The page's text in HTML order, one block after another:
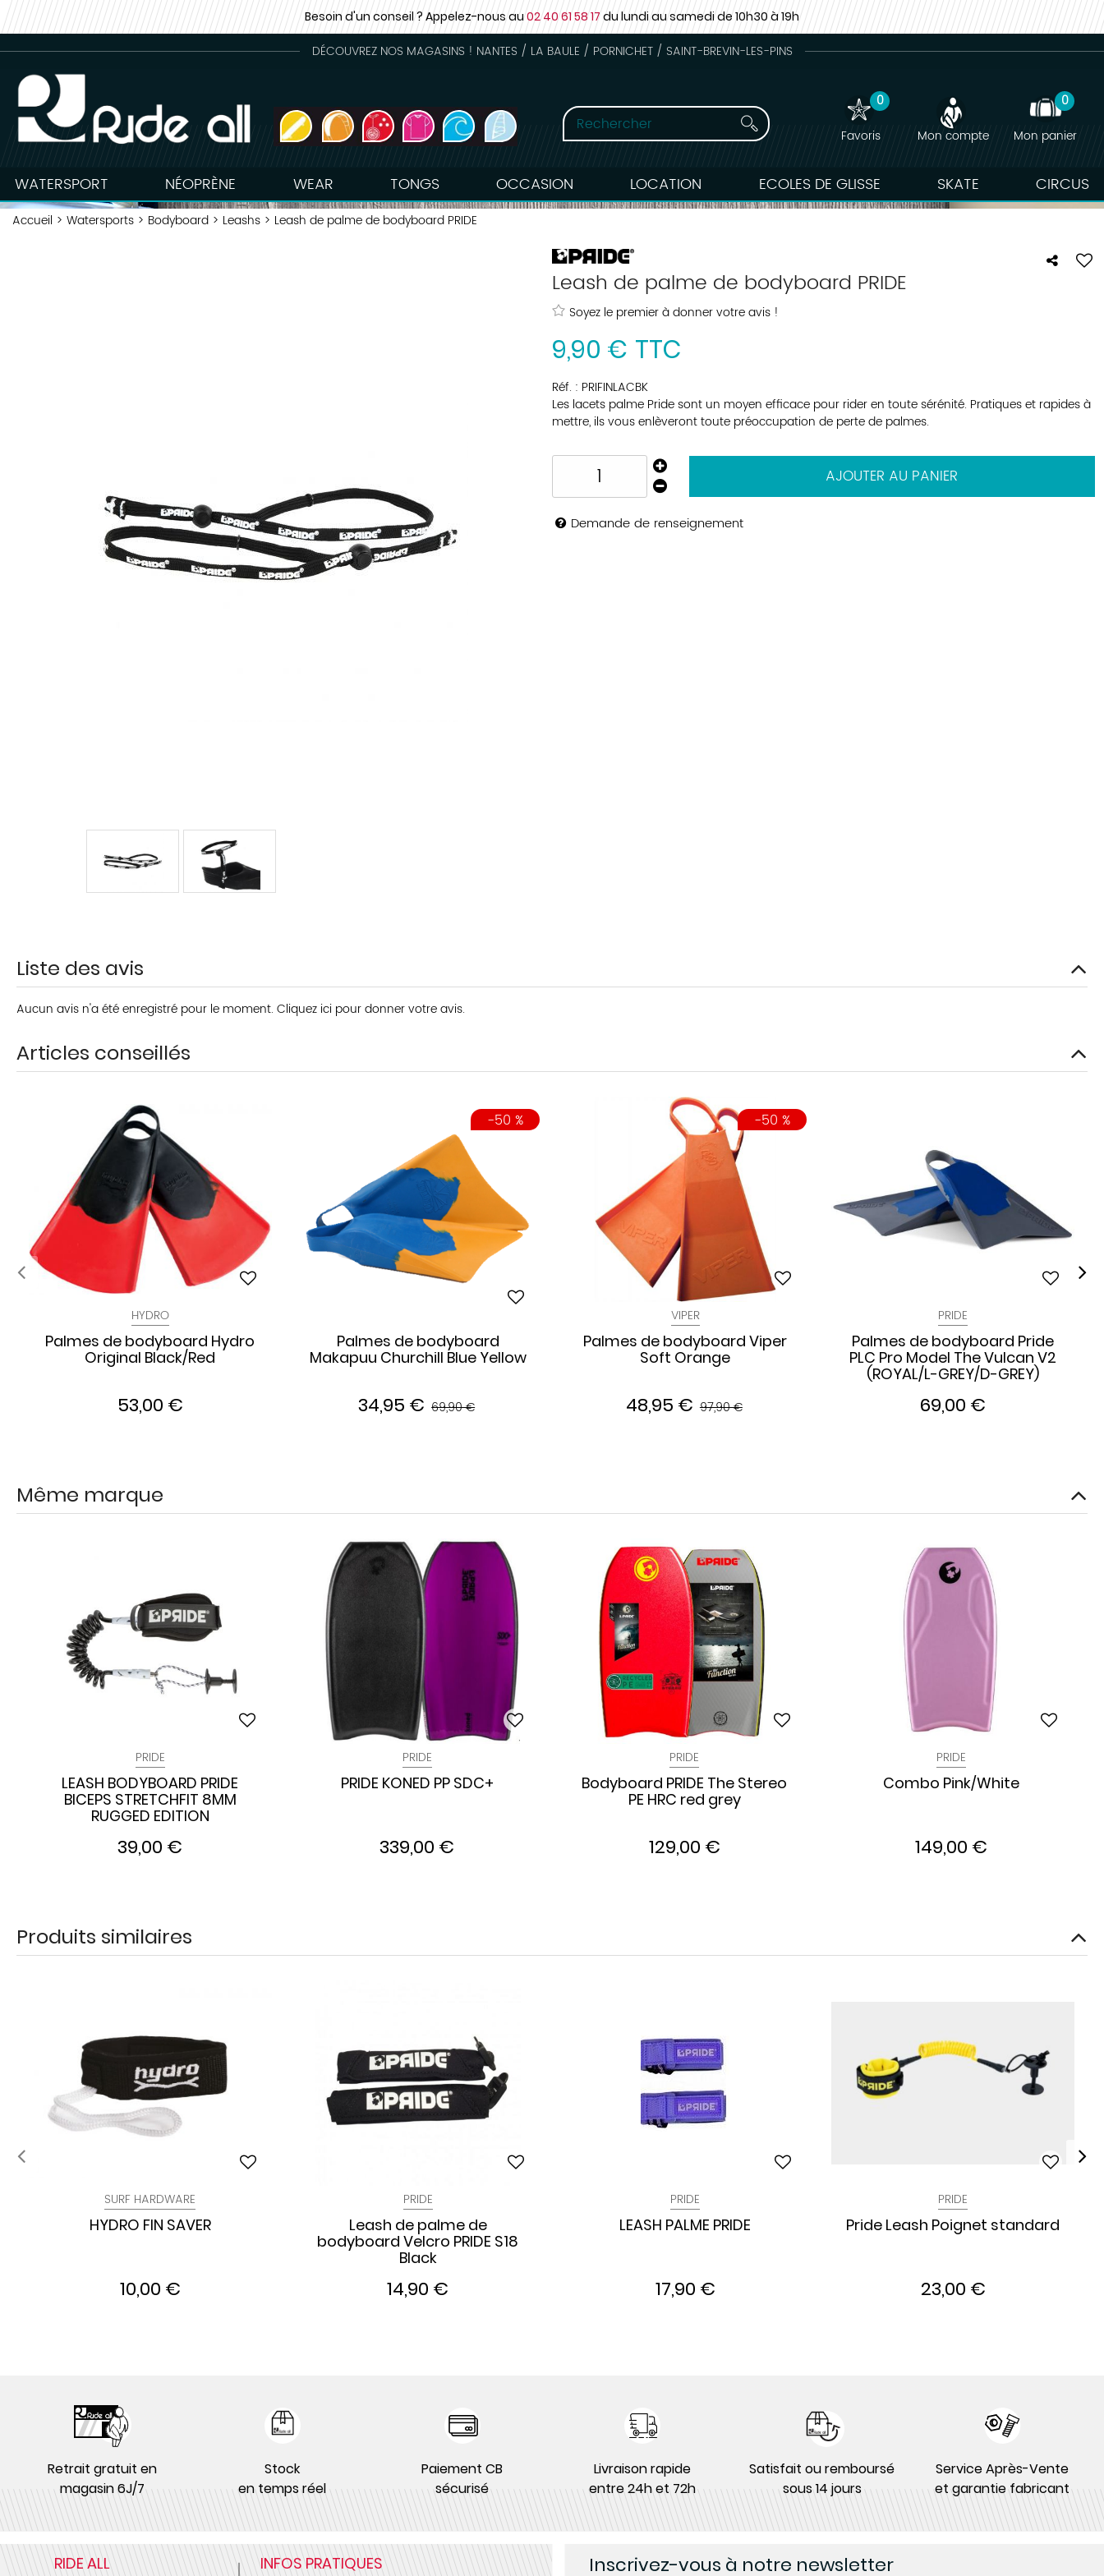
Besoin d'un conseil ? Appelez-nous au02 40 61 58 17 du lundi au samedide 10h30 à 19h
DÉCOUVREZ NOS MAGASINS ! NANTES / LA BAULE / PORNICHET / SAINT-BREVIN-LES-PINS
0
Favoris
Mon compte
0
Mon panier
WATERSPORT NÉOPRÈNE WEAR TONGS OCCASION LOCATION ECOLES DE GLISSE SKATE CIRCUS
Accueil > Watersports > Bodyboard > Leashs > Leash de palme de bodyboard PRIDE
Leash de palme de bodyboard PRIDE
Soyez le premier à donner votre avis !
9,90 € TTC
Réf. : PRIFINLACBK
Les lacets palme Pride sont un moyen efficace pour rider en toute sérénité. Pratiques et rapides à
mettre, ils vous enlèveront toute préoccupation de perte de palmes.
AJOUTER AU PANIER
Demande de renseignement
Liste des avis
Aucun avis n'a été enregistré pour le moment. Cliquez ici pour donner votre avis.
Articles conseillés
HYDRO
Palmes de bodyboard Hydro
Original Black/Red
53,00 €
-50 %
Palmes de bodyboard
Makapuu Churchill Blue Yellow
34,95 € 69,90 €
-50 %
VIPER
Palmes de bodyboard Viper
Soft Orange
48,95 € 97,90 €
PRIDE
Palmes de bodyboard Pride
PLC Pro Model The Vulcan V2
(ROYAL/L-GREY/D-GREY)
69,00 €
Même marque
PRIDE
LEASH BODYBOARD PRIDE
BICEPS STRETCHFIT 8MM
RUGGED EDITION
39,00 €
PRIDE
PRIDE KONED PP SDC+
339,00 €
PRIDE
Bodyboard PRIDE The Stereo
PE HRC red grey
129,00 €
PRIDE
Combo Pink/White
149,00 €
Produits similaires
SURF HARDWARE
HYDRO FIN SAVER
10,00 €
PRIDE
Leash de palme de
bodyboard Velcro PRIDE S18
Black
14,90 €
PRIDE
LEASH PALME PRIDE
17,90 €
PRIDE
Pride Leash Poignet standard
23,00 €
Retrait gratuit en
magasin 6J/7
Stock
en temps réel
Paiement CB
sécurisé
Livraison rapide
entre 24h et 72h
Satisfait ou remboursé
sous 14 jours
Service Après-Vente
et garantie fabricant
RIDE ALL INFOS PRATIQUES Inscrivez-vous à notre newsletter